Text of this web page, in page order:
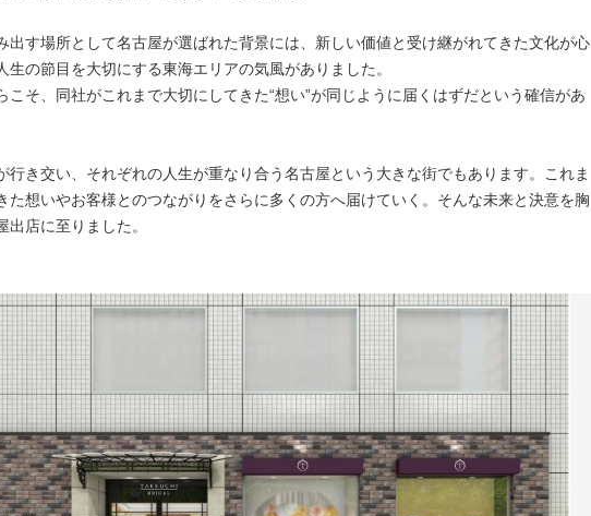
出す場所として名古屋が選ばれた背景には、新しい価値と受け継がれてきた文化が心
生の節目を大切にする東海エリアの気風がありました。
こそ、同社がこれまで大切にしてきた“想い”が同じように届くはずだという確信があ
行き交い、それぞれの人生が重なり合う名古屋という大きな街でもあります。これま
た想いやお客様とのつながりをさらに多くの方へ届けていく。そんな未来と決意を胸
出店に至りました。